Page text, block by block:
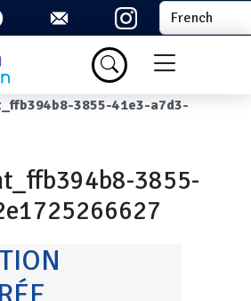
Select your
Menu du
3855-41e3-a7d3-
3855-